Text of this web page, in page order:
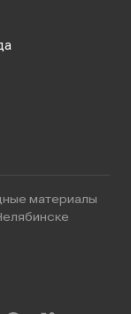
материалы